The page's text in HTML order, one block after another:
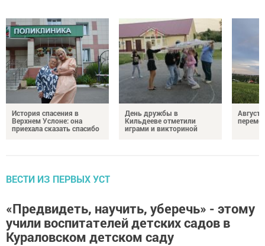
История спасения в
Верхнем Услоне: она
приехала сказать спасибо
День дружбы в
Кильдееве отметили
играми и викториной
Август
ВЕСТИ ИЗ ПЕРВЫХ УСТ
«Предвидеть, научить, уберечь» - этому
учили воспитателей детских садов в
Кураловском детском саду